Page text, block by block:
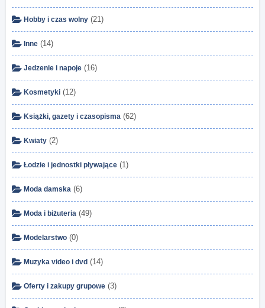
Hobby i czas wolny (21)
Inne (14)
Jedzenie i napoje (16)
Kosmetyki (12)
Książki, gazety i czasopisma (62)
Kwiaty (2)
Łodzie i jednostki pływające (1)
Moda damska (6)
Moda i biżuteria (49)
Modelarstwo (0)
Muzyka video i dvd (14)
Oferty i zakupy grupowe (3)